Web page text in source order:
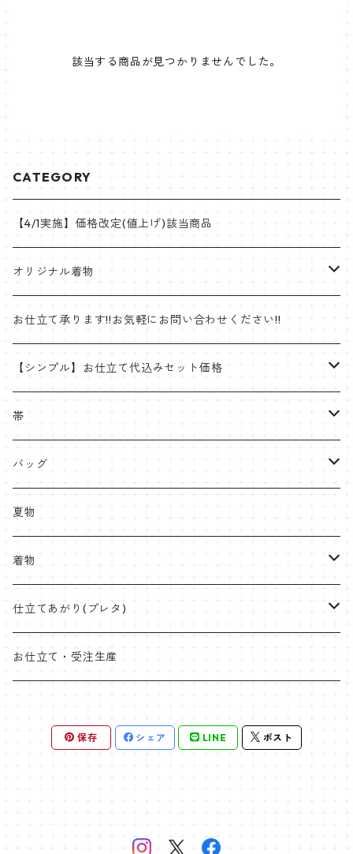
該当する商品が見つかりませんでした。
CATEGORY
【4/1実施】価格改定(値上げ)該当商品
オリジナル着物
帯
ゴブラン織名古屋帯
半巾帯
着物
羽織
お仕立て承ります!!お気軽にお問い合わせください!!
【シンプル】お仕立て代込みセット価格
着物
片貝木綿
紬
帯
八寸名古屋
九寸名古屋
帯
名古屋帯・京袋帯
ミンサー
首里織
半幅帯
博多織
ミンサー
桐生織 ※ポリエステル含む
角帯
オリジナル角帯
兵児帯(仕立て上がり)
袋帯
バッグ
受注生産やOEMも承ります
ラタンハンドル
ワイドサイズ
クラッチバッグ
夏物
着物
片貝木綿
小千谷縮
仕立てあがり(プレタ)
帯
お仕立て・受注生産
保存 シェア LINE ポスト